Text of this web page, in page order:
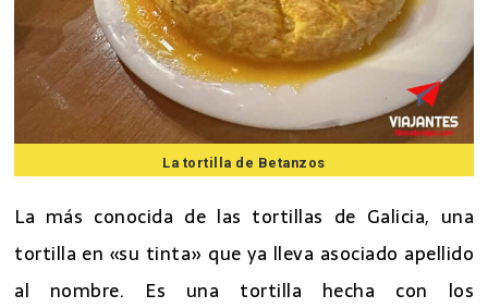
La tortilla de Betanzos
La más conocida de las tortillas de Galicia, una
tortilla en «su tinta» que ya lleva asociado apellido
al nombre. Es una tortilla hecha con los